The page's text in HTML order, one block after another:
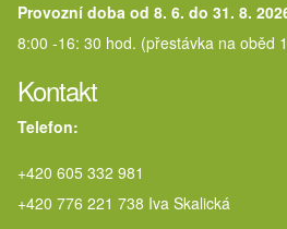
Provozní doba od 8. 6. do 31. 8.
8:00 -16: 30 hod. (přestávka na oběd
Kontakt
Telefon:
+420 605 332 981
+420 776 221 738 Iva Skalická